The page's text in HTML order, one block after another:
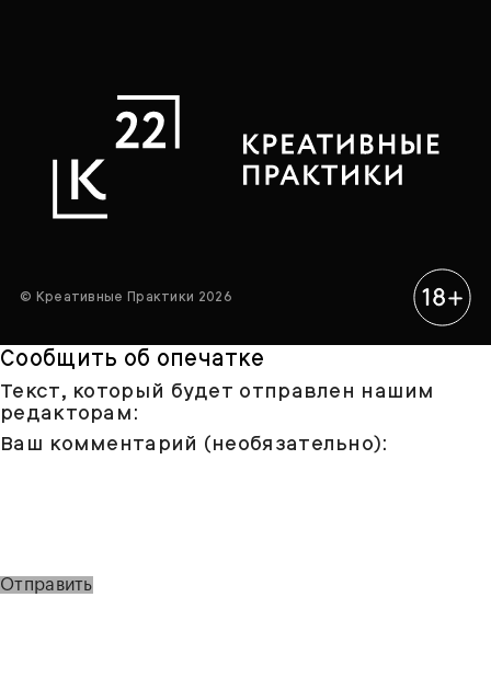
© Креативные Практики 2026
Сообщить об опечатке
Текст, который будет отправлен нашим
редакторам:
Ваш комментарий (необязательно):
Отправить